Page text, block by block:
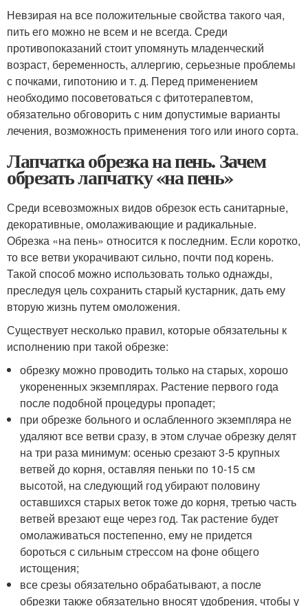
Невзирая на все положительные свойства такого чая,
пить его можно не всем и не всегда. Среди
противопоказаний стоит упомянуть младенческий
возраст, беременность, аллергию, серьезные проблемы
с почками, гипотонию и т. д. Перед применением
необходимо посоветоваться с фитотерапевтом,
обязательно обговорить с ним допустимые варианты
лечения, возможность применения того или иного сорта.
Лапчатка обрезка на пень. Зачем
обрезать лапчатку «на пень»
Среди всевозможных видов обрезок есть санитарные,
декоративные, омолаживающие и радикальные.
Обрезка «на пень» относится к последним. Если коротко,
то все ветви укорачивают сильно, почти под корень.
Такой способ можно использовать только однажды,
преследуя цель сохранить старый кустарник, дать ему
вторую жизнь путем омоложения.
Существует несколько правил, которые обязательны к
исполнению при такой обрезке:
обрезку можно проводить только на старых, хорошо
укорененных экземплярах. Растение первого года
после подобной процедуры пропадет;
при обрезке больного и ослабленного экземпляра не
удаляют все ветви сразу, в этом случае обрезку делят
на три раза минимум: осенью срезают 3-5 крупных
ветвей до корня, оставляя пеньки по 10-15 см
высотой, на следующий год убирают половину
оставшихся старых веток тоже до корня, третью часть
ветвей врезают еще через год. Так растение будет
омолаживаться постепенно, ему не придется
бороться с сильным стрессом на фоне общего
истощения;
все срезы обязательно обрабатывают, а после
обрезки также обязательно вносят удобрения, чтобы у